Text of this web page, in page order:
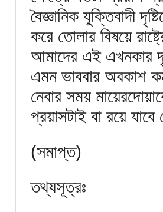
বৈজ্ঞানিক যুক্তিবাদী
করে তোলার বিষয়ে
আমাদের এই এখনকার
এমন ভাববার অবকাশ
নেবার সময়
প্রয়াসটাই বা রয়ে
(সমাপ্ত)
তথ্যসূত্রঃ